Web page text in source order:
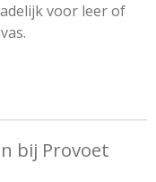
voor leer of
bij Provoet